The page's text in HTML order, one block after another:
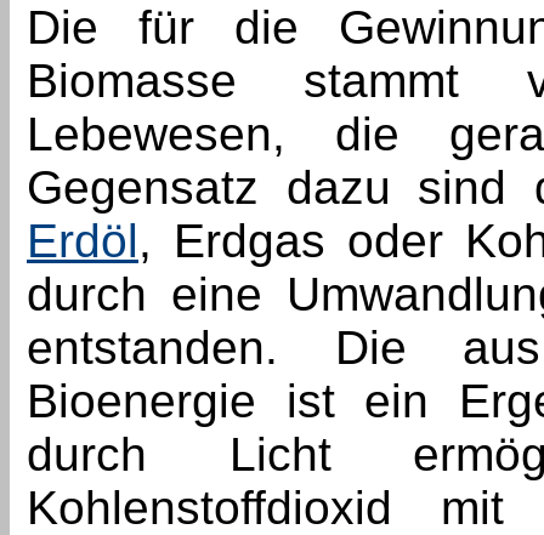
Die für die
Biomasse stammt
Lebewesen, die
Gegensatz dazu sind
Erdöl, Erdgas oder
durch eine
entstanden. Die
Bioenergie ist ein
durch Licht
Kohlenstoffdioxid